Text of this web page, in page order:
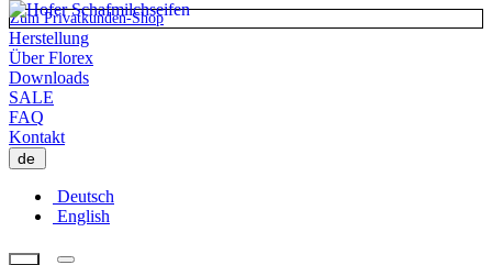
Zum Privatkunden-Shop
Herstellung
Über Florex
Downloads
SALE
FAQ
Kontakt
de
Deutsch
English